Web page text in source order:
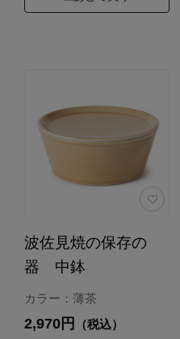
波佐見焼の保存の
器 中鉢
カラー：薄茶
2,970円 （税込）